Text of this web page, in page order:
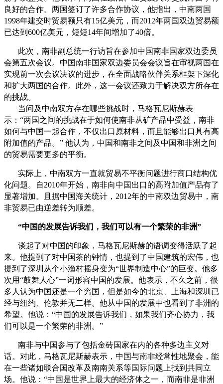
良好的合作。两国签订了许多合作协议，他指出，中南两国
1998年建交时贸易额只有15亿美元，而2012年两国双边贸易额
已达到600亿美元，短短14年间增加了40倍。
此次，南非副总统一行访旨在参加中国南非国家双边委员
会第五次会议。中国南非国家双边委员会会议旨在审视两国在
实现前一次会议决议的进步，在全面战略伙伴关系框架下深化
和扩大两国的合作。此外，这一会议还致力于解决双方所存在
的挑战。
当问及中南双方存在哪些挑战时，马格瓦尼斯赫表
示：“两国之间的挑战在于如何使南非从矿产品中受益，南非
如何与中国一起合作，不仅出口原材料，而且能够出口具有高
附加值的产品。” 他认为，中国和南非之间及中国和非洲之间
的贸易需要更多的平衡。
实际上，中南双方一直就贸易不平衡问题进行商口结构优
化问题。自2010年开始，南非向中国出口的高附加值产品有了
显著增加。且据中国海关统计，2012年的中南双边贸易中，南
非贸易已由逆差转为顺差。
“中国的发展告诉我们，我们可以有一个繁荣的非洲”
谈起了对中国的印象，马格瓦尼斯赫的语调变得活跃了起
来。他提到了对中国茶的钟情，也提到了中国建筑的宏伟，也
提到了深圳从个小渔村摇身变为“世界制造中心”的巨变。他多
次用“鼓舞人心”一词形容中国的发展。他表示，不久之前，很
多人认为中国还是一个穷国，但是如今的北京、上海和深圳已
经与纽约、伦敦并无二样。他从中国的发展中也看到了非洲的
希望。他说：“中国的发展告诉我们，如果我们齐心协力，我
们可以是一个繁荣的非洲。”
南非与中国参与了包括金砖国家在内的各种多边主义对
话。对此，马格瓦尼斯赫表示，中国与南非经常性地聚会，能
在一些诸如联合国改革及南南关系等国际问题上找到共同立
场。他说：“中国是世界上最大的经济体之一，而南非是非洲